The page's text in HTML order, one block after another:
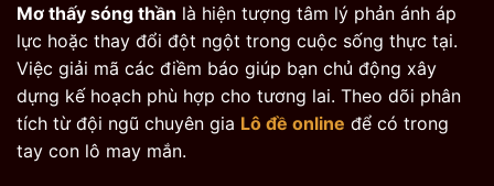
Mơ thấy sóng thần là hiện tượng tâm lý phản ánh áp
lực hoặc thay đổi đột ngột trong cuộc sống thực tại.
Việc giải mã các điềm báo giúp bạn chủ động xây
dựng kế hoạch phù hợp cho tương lai. Theo dõi phân
tích từ đội ngũ chuyên gia Lô đề online để có trong
tay con lô may mắn.